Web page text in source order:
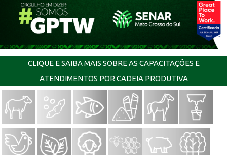
CLIQUE E SAIBA MAIS SOBRE AS CAPACITAÇÕES E
ATENDIMENTOS POR CADEIA PRODUTIVA